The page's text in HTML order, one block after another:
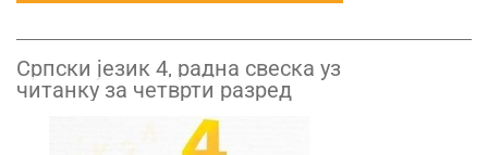
Српски језик 4, радна свеска уз
читанку за четврти разред